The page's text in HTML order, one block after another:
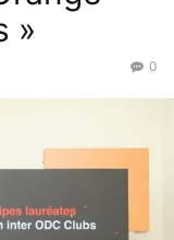
»
0